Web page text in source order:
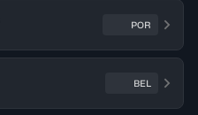
POR
BEL